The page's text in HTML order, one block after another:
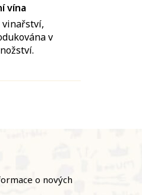
vína
vinařství,
v
o nových